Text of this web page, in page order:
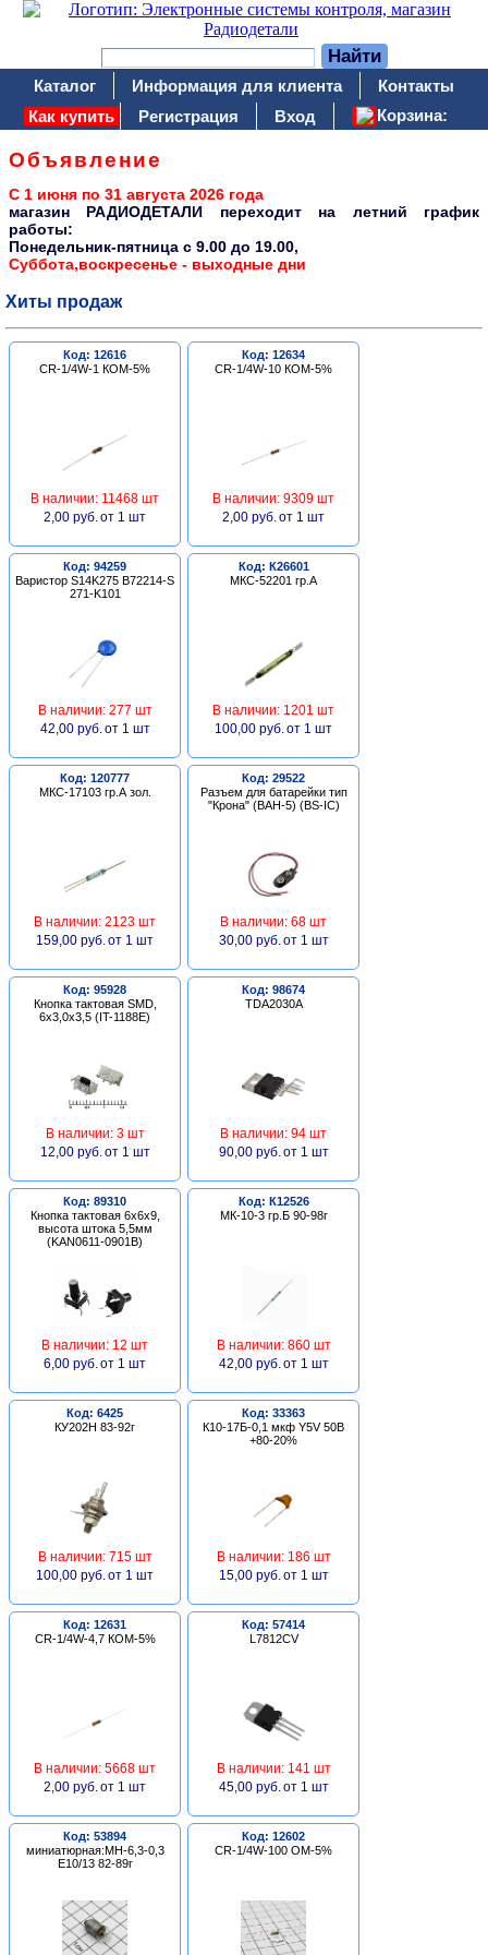
Каталог Информация для клиента
Контакты
Как купить
Регистрация Вход Корзина:
Объявление
С 1 июня по 31 августа 2026 года
магазин РАДИОДЕТАЛИ переходит на летний график
работы:
Понедельник-пятница c 9.00 до 19.00,
Суббота,воскресенье - выходные дни
Хиты продаж
Код: 12616
CR-1/4W-1 КОМ-5%
В наличии: 11468 шт
2,00 руб. от 1 шт
Код: 12634
CR-1/4W-10 КОМ-5%
В наличии: 9309 шт
2,00 руб. от 1 шт
Код: 94259
Варистор S14K275 B72214-S
271-K101
В наличии: 277 шт
42,00 руб. от 1 шт
Код: К26601
МКС-52201 гр.А
В наличии: 1201 шт
100,00 руб. от 1 шт
Код: 120777
МКС-17103 гр.А зол.
В наличии: 2123 шт
159,00 руб. от 1 шт
Код: 29522
Разъем для батарейки тип
"Крона" (BAH-5) (BS-IC)
В наличии: 68 шт
30,00 руб. от 1 шт
Код: 95928
Кнопка тактовая SMD,
6х3,0х3,5 (IT-1188E)
В наличии: 3 шт
12,00 руб. от 1 шт
Код: 98674
TDA2030A
В наличии: 94 шт
90,00 руб. от 1 шт
Код: 89310
Кнопка тактовая 6х6х9,
высота штока 5,5мм
(KAN0611-0901B)
В наличии: 12 шт
6,00 руб. от 1 шт
Код: К12526
МК-10-3 гр.Б 90-98г
В наличии: 860 шт
42,00 руб. от 1 шт
Код: 6425
КУ202Н 83-92г
В наличии: 715 шт
100,00 руб. от 1 шт
Код: 33363
К10-17Б-0,1 мкф Y5V 50В
+80-20%
В наличии: 186 шт
15,00 руб. от 1 шт
Код: 12631
CR-1/4W-4,7 КОМ-5%
В наличии: 5668 шт
2,00 руб. от 1 шт
Код: 57414
L7812CV
В наличии: 141 шт
45,00 руб. от 1 шт
Код: 53894
миниатюрная:МН-6,3-0,3
Е10/13 82-89г
Код: 12602
CR-1/4W-100 ОМ-5%